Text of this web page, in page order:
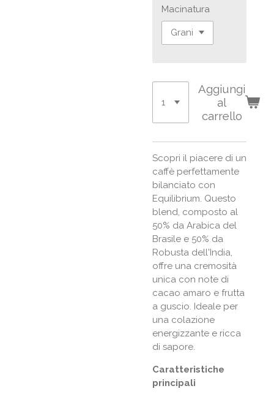
Macinatura
Aggiungi
al
carrello
Scopri il piacere di un
caffè perfettamente
bilanciato con
Equilibrium. Questo
blend, composto al
50% da Arabica del
Brasile e 50% da
Robusta dell'India,
offre una cremosità
unica con note di
cacao amaro e frutta
a guscio. Ideale per
una colazione
energizzante e ricca
di sapore.
Caratteristiche
principali